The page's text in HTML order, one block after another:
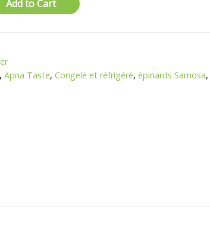
Add to Cart
,Apna Taste,Congelé et réfrigéré,épinards Samosa,